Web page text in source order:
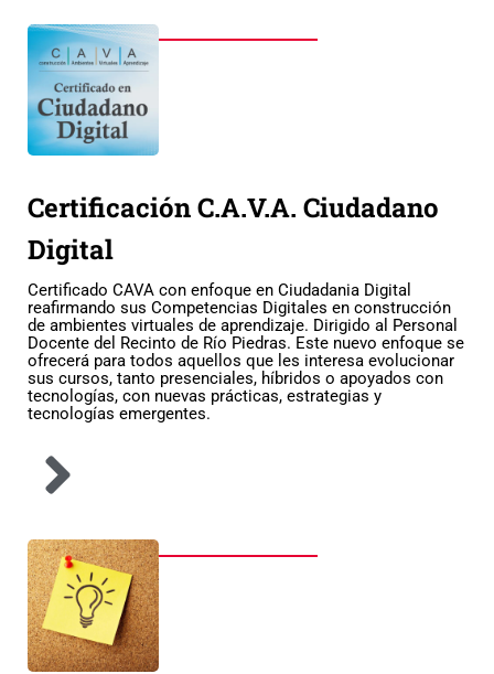
Certificación C.A.V.A. Ciudadano
Digital
Certificado CAVA con enfoque en Ciudadania Digital
reafirmando sus Competencias Digitales en construcción
de ambientes virtuales de aprendizaje. Dirigido al Personal
Docente del Recinto de Río Piedras. Este nuevo enfoque se
ofrecerá para todos aquellos que les interesa evolucionar
sus cursos, tanto presenciales, híbridos o apoyados con
tecnologías, con nuevas prácticas, estrategias y
tecnologías emergentes.